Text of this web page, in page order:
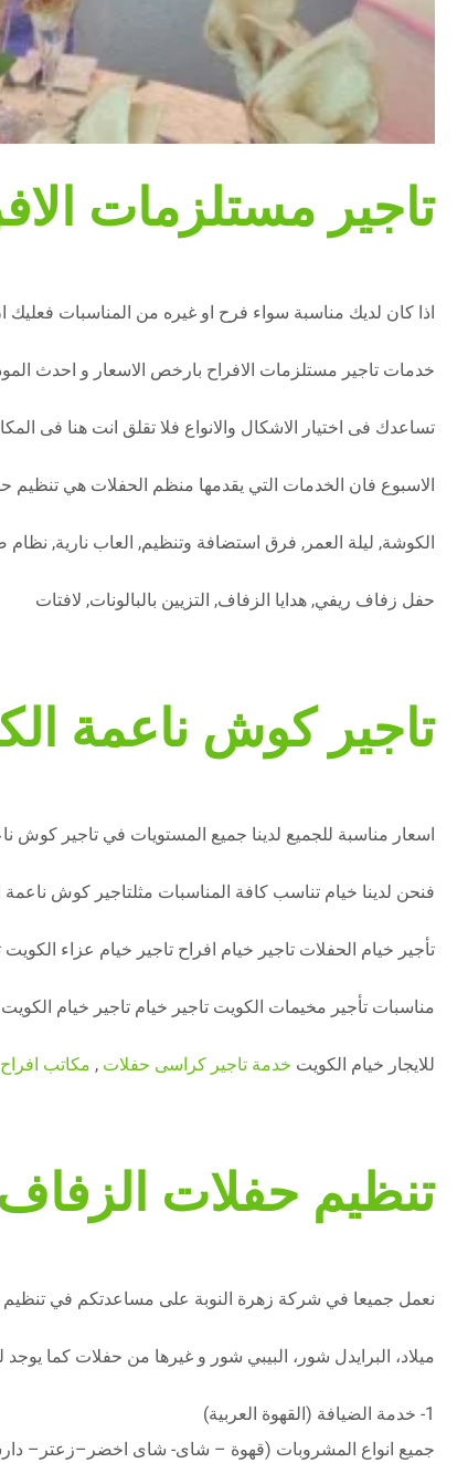
تاجير مستلزمات
اذا كان لديك مناسبة سواء فرح او غيره من المناسبات
خدمات تاجير مستلزمات الافراح بارخص الاسعار و احدث
تساعدك فى اختيار الاشكال والانواع فلا تقلق انت هنا فى المكان
الاسبوع فان الخدمات التي يقدمها منظم الحفلات هي
الكوشة, ليلة العمر, فرق استضافة وتنظيم, العاب نارية,
حفل زفاف ريفي, هدايا الزفاف, التزيين بالبالونات, لافتات
تاجير كوش ناعمة
اسعار مناسبة للجميع لدينا جميع المستويات في تاجير كوش
فنحن لدينا خيام تناسب كافة المناسبات مثلتاجير كوش
تأجير خيام الحفلات تاجير خيام افراح تاجير خيام عزاء
مناسبات تأجير مخيمات الكويت تاجير خيام تاجير خيام
للايجار خيام الكويت خدمة تاجير كراسى حفلات , مكاتب افراح
تنظيم حفلات
نعمل جميعا في شركة زهرة النوبة على مساعدتكم في تنظيم
ميلاد، البرايدل شور، البيبي شور و غيرها من حفلات كما يوجد
1- خدمة الضيافة (القهوة العربية)
جميع انواع المشروبات (قهوة – شاى- شاى اخضر–زعتر–